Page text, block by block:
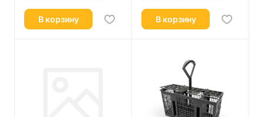
В корзину В корзину